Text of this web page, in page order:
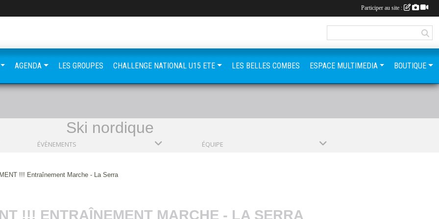
Ski nordique
ÉVÈNEMENTS ÉQUIPE
!!! Entraînement Marche - La Serra
!!! ENTRAÎNEMENT MARCHE - LA SERRA
AGENDA LES GROUPES CHALLENGE NATIONAL U15 ETE LES BELLES COMBES ESPACE MULTIMEDIA BOUTIQUE
Participer au site :